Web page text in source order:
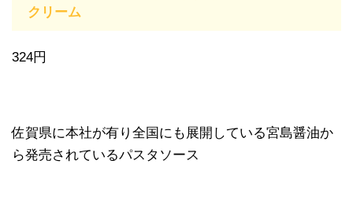
クリーム
324円
佐賀県に本社が有り全国にも展開している宮島醤油か
ら発売されているパスタソース